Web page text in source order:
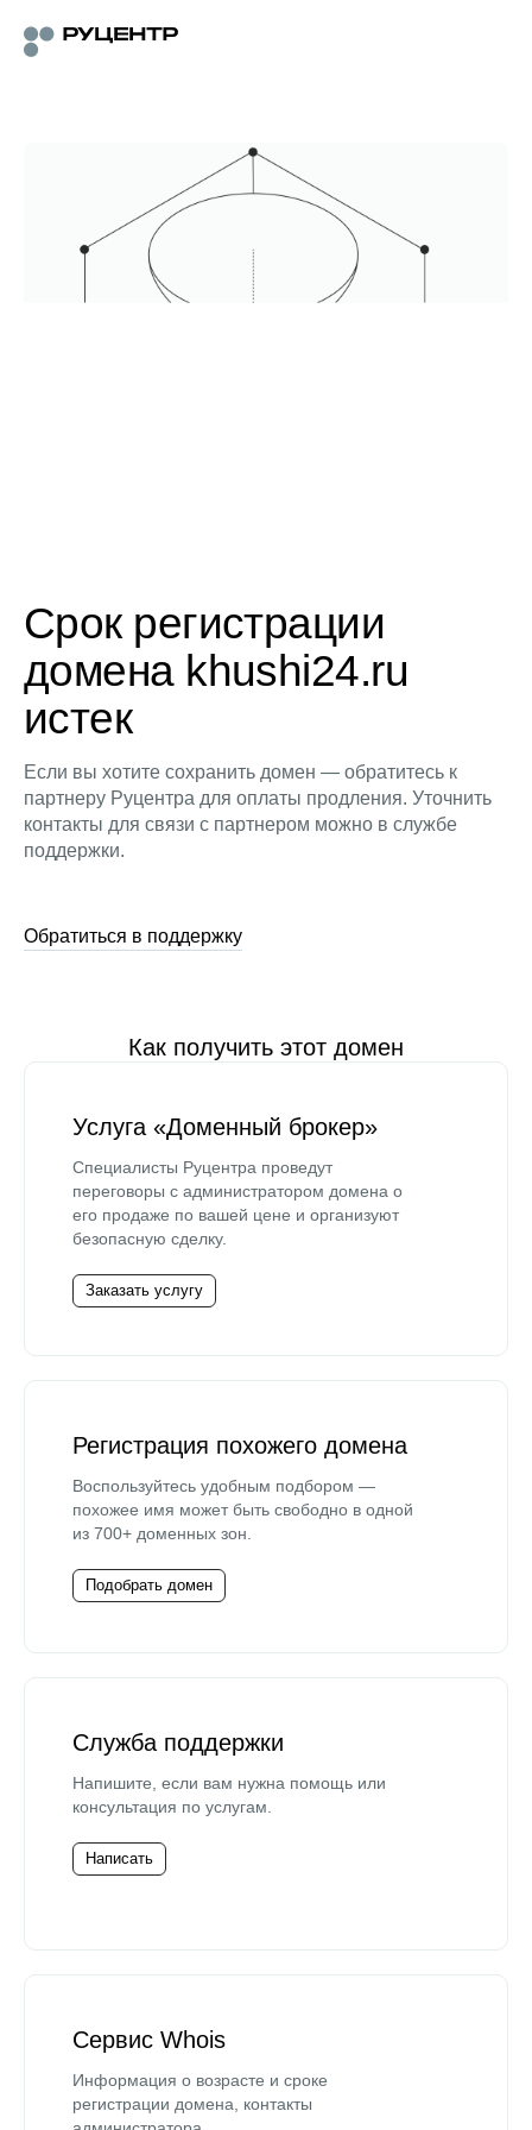
Срок регистрации
домена khushi24.ru
истек
Если вы хотите сохранить домен — обратитесь к
партнеру Руцентра для оплаты продления. Уточнить
контакты для связи с партнером можно в службе
поддержки.
Обратиться в поддержку
Как получить этот домен
Услуга «Доменный брокер»
Специалисты Руцентра проведут
переговоры с администратором домена о
его продаже по вашей цене и организуют
безопасную сделку.
Заказать услугу
Регистрация похожего домена
Воспользуйтесь удобным подбором —
похожее имя может быть свободно в одной
из 700+ доменных зон.
Подобрать домен
Служба поддержки
Напишите, если вам нужна помощь или
консультация по услугам.
Написать
Сервис Whois
Информация о возрасте и сроке
регистрации домена, контакты